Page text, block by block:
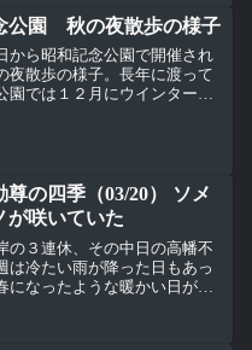
公園 秋の夜散歩の様子
から昭和記念公園で開催され
夜散歩の様子。長年に渡って
園では１２月にウインタービ
尊の四季（03/20） ソメ
が咲いていた
の３連休、その中日の高幡不
は冷たい雨が降った日もあっ
になったような暖かい日が続